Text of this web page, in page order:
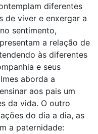
diferentes
de viver e enxergar a
sentimento,
a relação de
às diferentes
e seus
aborda a
aos pais um
da vida. O outro
do dia a dia, as
a paternidade: